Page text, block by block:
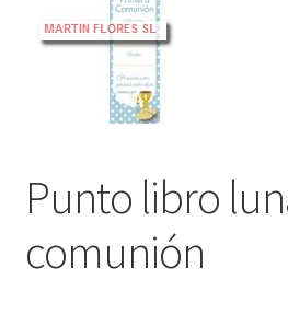
Punto libro
comunión